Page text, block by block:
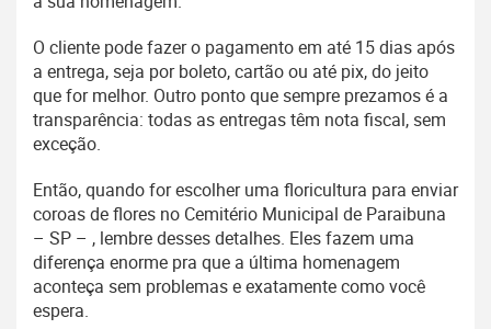
O cliente pode fazer o pagamento em até 15 dias após
a entrega, seja por boleto, cartão ou até pix, do jeito
que for melhor. Outro ponto que sempre prezamos é a
transparência: todas as entregas têm nota fiscal, sem
exceção.
Então, quando for escolher uma floricultura para enviar
coroas de flores no Cemitério Municipal de Paraibuna
– SP – , lembre desses detalhes. Eles fazem uma
diferença enorme pra que a última homenagem
aconteça sem problemas e exatamente como você
espera.